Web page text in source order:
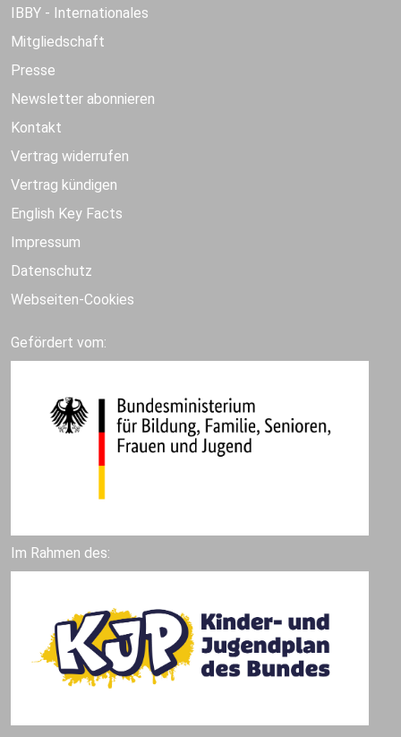
IBBY - Internationales
Mitgliedschaft
Presse
Newsletter abonnieren
Kontakt
Vertrag widerrufen
Vertrag kündigen
English Key Facts
Impressum
Datenschutz
Webseiten-Cookies
Gefördert vom:
Im Rahmen des: